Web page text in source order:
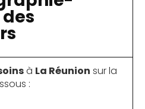
à La Réunion sur la
: